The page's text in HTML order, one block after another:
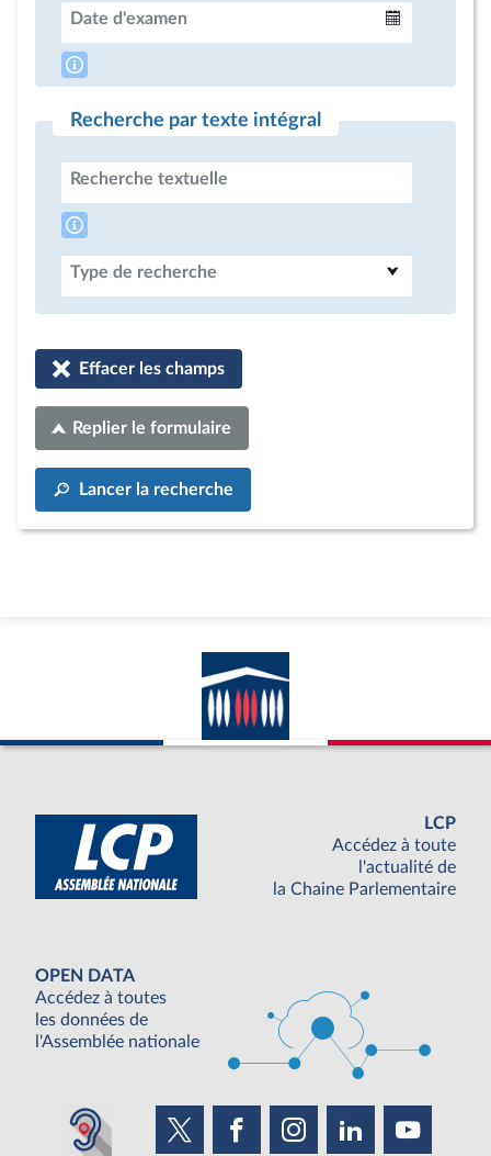
Date d'examen
Recherche par texte intégral
Recherche textuelle
Type de recherche
Effacer les champs
Replier le formulaire
Lancer la recherche
LCP
Accédez à toute
l'actualité de
la Chaine Parlementaire
OPEN DATA
Accédez à toutes
les données de
l'Assemblée nationale